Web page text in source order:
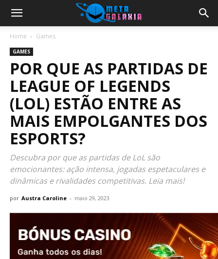
Home Games
GAMES
POR QUE AS PARTIDAS DE
LEAGUE OF LEGENDS
(LOL) ESTÃO ENTRE AS
MAIS EMPOLGANTES DOS
ESPORTS?
Descubra por que as partidas de LoL são
emocionantes: ação intensa, jogadas espetaculares e
dinâmicas e rivalidades competitivas. Leia mais!
por Austra Caroline - maio 29, 2023